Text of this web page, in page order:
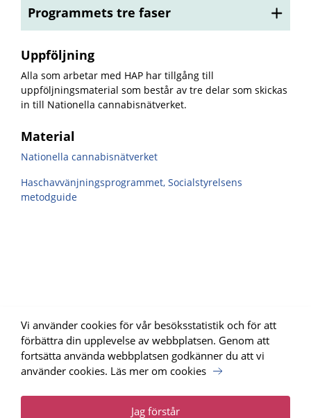
Programmets tre faser
Uppföljning
Alla som arbetar med HAP har tillgång till
uppföljningsmaterial som består av tre delar som skickas
in till Nationella cannabisnätverket.
Material
Nationella cannabisnätverket
Haschavvänjningsprogrammet, Socialstyrelsens
metodguide
Vi använder cookies för vår besöksstatistik och för att
förbättra din upplevelse av webbplatsen. Genom att
fortsätta använda webbplatsen godkänner du att vi
använder cookies. Läs mer om cookies
Jag förstår
Nationellt programområde psykisk hälsa.